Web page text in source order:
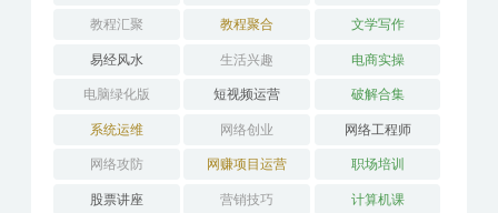
教程汇聚 教程聚合 文学写作
易经风水 生活兴趣 电商实操
电脑绿化版 短视频运营 破解合集
系统运维 网络创业 网络工程师
网络攻防 网赚项目运营 职场培训
股票讲座 营销技巧 计算机课